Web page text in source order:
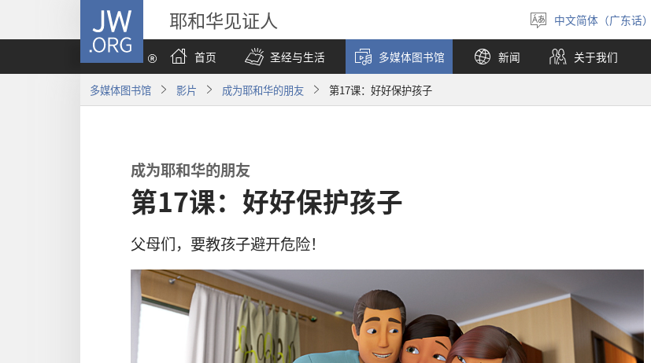
JW.ORG 耶和华见证人
选
择
语
言
中文简体（广东话）
首页
圣经与生活 多媒体图书馆 新闻 关于我们
多媒体图书馆 影片 成为耶和华的朋友 第17课：好好保护孩子
成为耶和华的朋友
第17课：好好保护孩子
父母们，要教孩子避开危险！